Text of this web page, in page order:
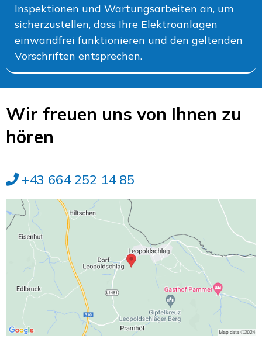
Inspektionen und Wartungsarbeiten an, um
sicherzustellen, dass Ihre Elektroanlagen
einwandfrei funktionieren und den geltenden
Vorschriften entsprechen.
Wir freuen uns von Ihnen zu
hören
+43 664 252 14 85